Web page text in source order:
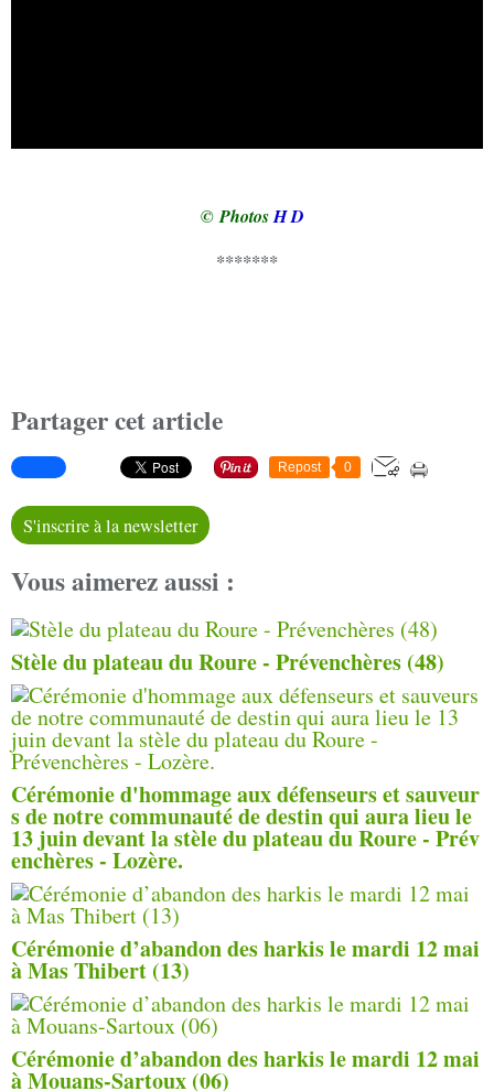
© PhotosH D
*******
Partager cet article
Repost 0
S'inscrire à la newsletter
Vous aimerez aussi :
Stèle du plateau du Roure - Prévenchères (48)
Cérémonie d'hommage aux défenseurs et sauveur
s de notre communauté de destin qui aura lieu le
13 juin devant la stèle du plateau du Roure - Prév
enchères - Lozère.
Cérémonie d’abandon des harkis le mardi 12 mai
à Mas Thibert (13)
Cérémonie d’abandon des harkis le mardi 12 mai
à Mouans-Sartoux (06)